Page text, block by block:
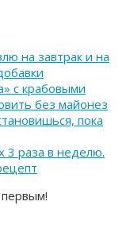
на завтрак и на
с крабовыми
без майонез
пока
3 раза в неделю.